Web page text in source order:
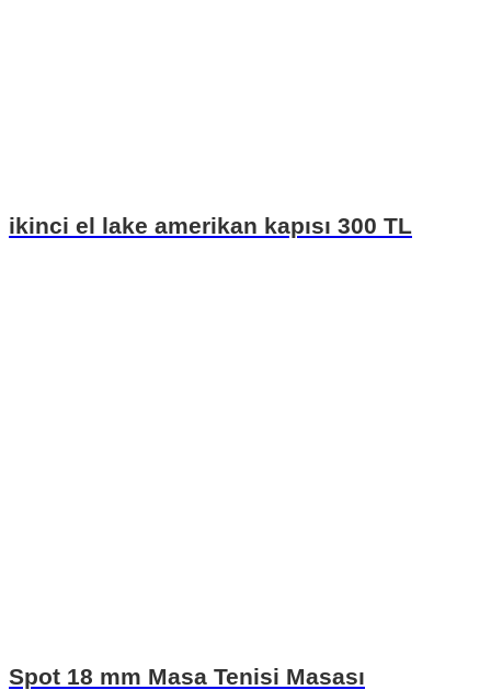
ikinci el lake amerikan kapısı 300 TL
Spot 18 mm Masa Tenisi Masası